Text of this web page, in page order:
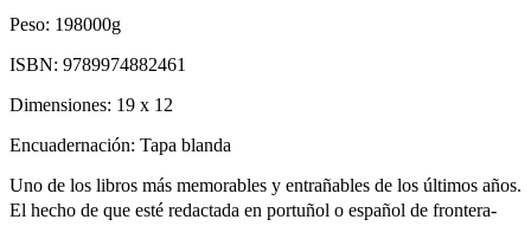
Peso: 198000g
ISBN: 9789974882461
Dimensiones: 19 x 12
Encuadernación: Tapa blanda
Uno de los libros más memorables y entrañables de los últimos años.
El hecho de que esté redactada en portuñol o español de frontera-